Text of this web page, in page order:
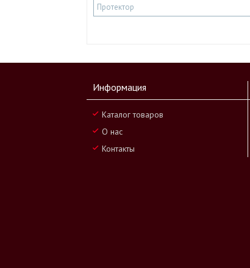
Протектор
Информация
Каталог товаров
О нас
Контакты